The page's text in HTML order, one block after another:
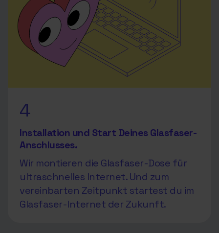
4
Installation und Start Deines Glasfaser-
Anschlusses.
Wir montieren die Glasfaser-Dose für
ultraschnelles Internet. Und zum
vereinbarten Zeitpunkt startest du im
Glasfaser-Internet der Zukunft.